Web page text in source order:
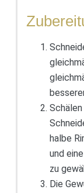
halbe
und
zu
Die